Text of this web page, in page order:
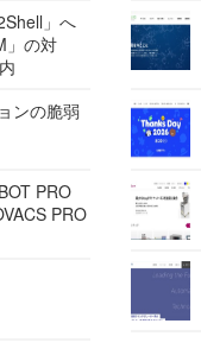
」へ
」の対
ンの脆弱
PRO
PRO